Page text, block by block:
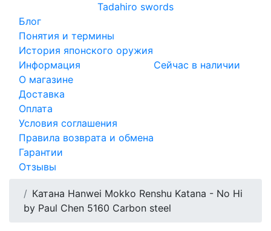
Tadahiro swords
Блог
Понятия и термины
История японского оружия
Информация
О магазине
Доставка
Оплата
Условия соглашения
Правила возврата и обмена
Гарантии
Сейчас в наличии
Отзывы
Катана Hanwei Mokko Renshu Katana - No Hi
by Paul Chen 5160 Carbon steel